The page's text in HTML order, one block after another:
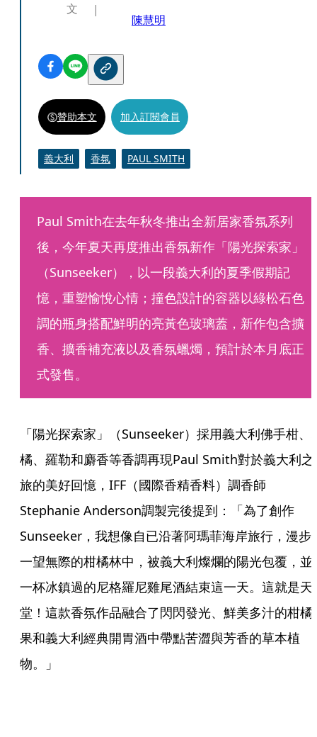
文
陳慧明
贊助本文 加入訂閱會員
義大利 香氛 PAUL SMITH
Paul Smith在去年秋冬推出全新居家香氛系列
後，今年夏天再度推出香氛新作「陽光探索家」
（Sunseeker），以一段義大利的夏季假期記
憶，重塑愉悅心情；撞色設計的容器以綠松石色
調的瓶身搭配鮮明的亮黃色玻璃蓋，新作包含擴
香、擴香補充液以及香氛蠟燭，預計於本月底正
式發售。
「陽光探索家」（Sunseeker）採用義大利佛手柑、
橘、羅勒和麝香等香調再現Paul Smith對於義大利之
旅的美好回憶，IFF（國際香精香料）調香師
Stephanie Anderson調製完後提到：「為了創作
Sunseeker，我想像自已沿著阿瑪菲海岸旅行，漫步
一望無際的柑橘林中，被義大利燦爛的陽光包覆，並
一杯冰鎮過的尼格羅尼雞尾酒結束這一天。這就是天
堂！這款香氛作品融合了閃閃發光、鮮美多汁的柑橘
果和義大利經典開胃酒中帶點苦澀與芳香的草本植
物。」